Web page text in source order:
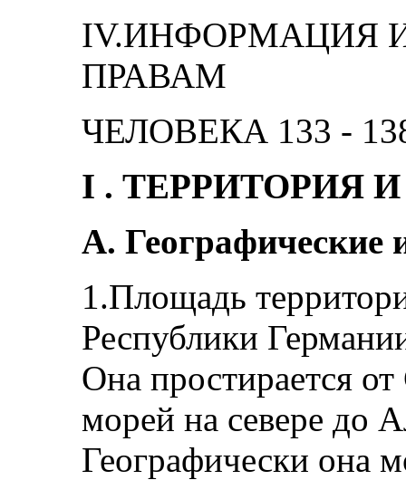
IV.ИНФОРМАЦИЯ
ПРАВАМ
ЧЕЛОВЕКА 133 -
I . ТЕРРИТОРИЯ
А. Географические
1.Площадь
Республики
Она простирается
морей на севере до
Географически она